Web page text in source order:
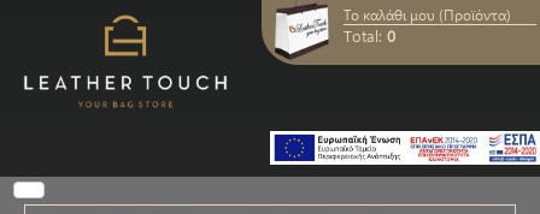
Το καλάθι μου (Προϊόντα)
Total: 0